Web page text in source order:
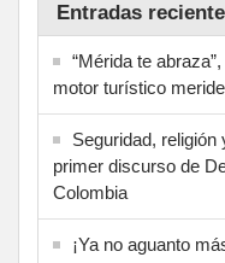
Entradas
“Mérida te
motor turístico
Seguridad,
primer discurso de
Colombia
¡Ya no aguanto